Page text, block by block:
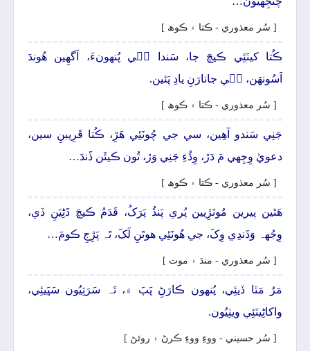
[ سُر معذوري - ڪتا ۽ ڪوھ ]
ڪُتا کينَئِي ڪيچَ جا، سَندا جٖي پُنهونءَ، اَگھِين ھُوندَ
اَسُونھَن، جٖي جانارَنِ يادِ پَئين.
[ سُر معذوري - ڪتا ۽ ڪوھ ]
جَنِي سَندو آھِين، سي جي چُونَئِي ھَڙِ، ڪُتا قَرِيبنِ سين،
دعويٰ وِجِهي مَ دَڙ، وِڌُءِ جَنِي وَڙ، تُون ڪيئَن ڏَندَ…
[ سُر معذوري - ڪتا ۽ ڪوھ ]
ھَٿين پيرين مُونَڙِيين پُري پَنڌُ پَرَکُ، قَدَمُ ڪيچَ ڌَڻِيَنِ ڏي،
وِجُهہ وَڌَندِي وِکَ، جي ھُونَئِي ھوتَنِ لَکَ، تَہ پَڙِجِ ڪومَ…
[ سُر معذوري - منڌ ۽ موت ]
مَرُ مَٿا ڏيئِي، پُنهون ڪارَڻِ پَٻَ ۾، تَہ سَرَتِيُون سَڀَيئِي،
واکاڻِينَئِي ويٺِيُون.
[ سُر حسيني - ووءِ ووءِ ڪرڻ ۽ روئڻ ]